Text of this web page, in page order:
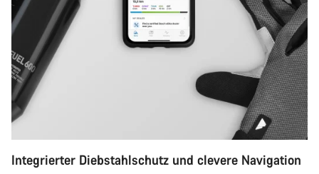
Integrierter Diebstahlschutz und clevere Navigation